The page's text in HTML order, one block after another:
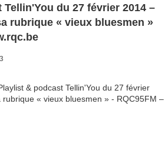
du 27 février 2014 –
rubrique « vieux bluesmen »